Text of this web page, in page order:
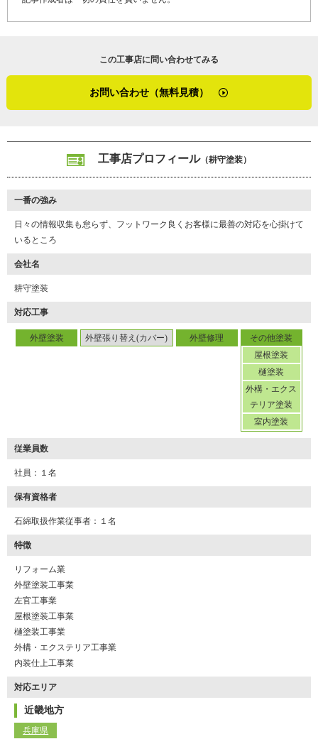
工事店番号 K28-AYD
この工事店に問い合わせてみる
お問い合わせ（無料見積）
工事店プロフィール（耕守塗装）
一番の強み
日々の情報収集も怠らず、フットワーク良くお客様に最善の対応を心掛けて
いるところ
会社名
耕守塗装
対応工事
外壁塗装 外壁張り替え(カバー) 外壁修理
その他塗装
屋根塗装
樋塗装
外構・エクス
テリア塗装
室内塗装
従業員数
社員：１名
保有資格者
石綿取扱作業従事者：１名
特徴
リフォーム業
外壁塗装工事業
左官工事業
屋根塗装工事業
樋塗装工事業
外構・エクステリア工事業
内装仕上工事業
対応エリア
近畿地方
兵庫県